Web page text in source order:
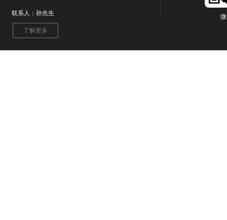
联系人：孙先生
了解更多